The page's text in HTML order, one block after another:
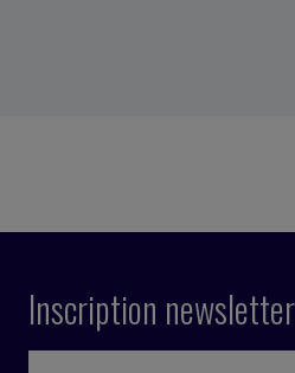
Inscription newsletter